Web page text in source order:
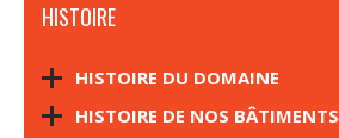
HISTOIRE
HISTOIRE DU DOMAINE
HISTOIRE DE NOS BÂTIMENTS